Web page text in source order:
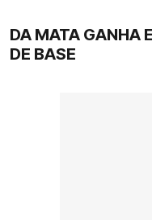
DA MATA GANHA
DE BASE